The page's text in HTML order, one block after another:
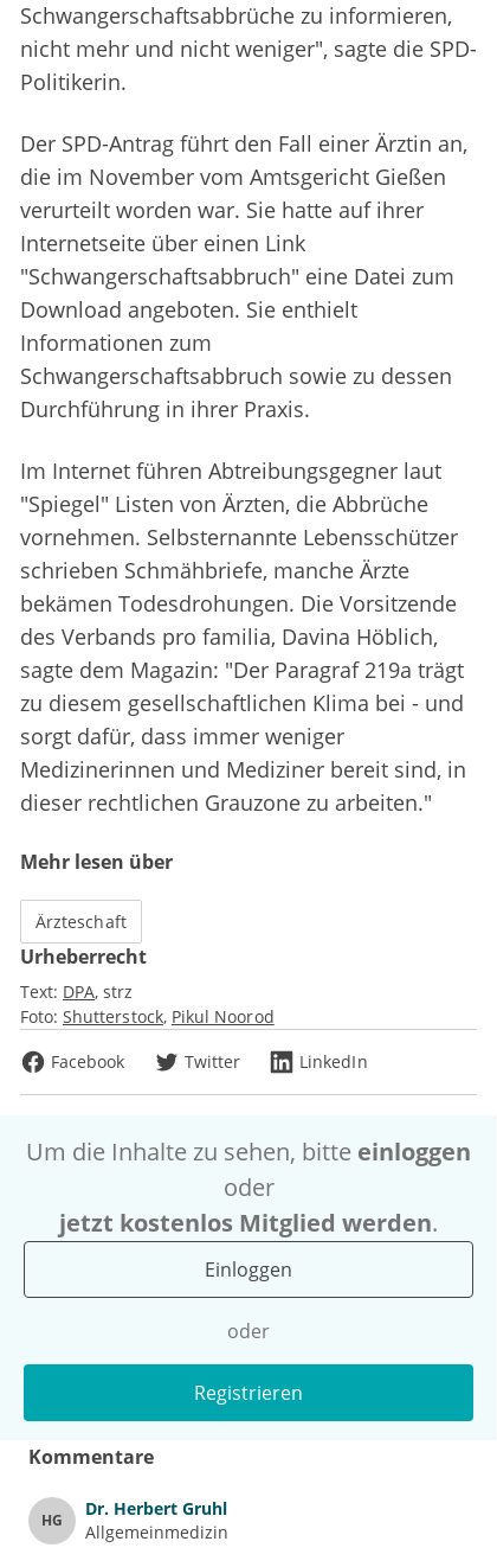
Schwangerschaftsabbrüche zu informieren,
nicht mehr und nicht weniger", sagte die SPD-
Politikerin.
Der SPD-Antrag führt den Fall einer Ärztin an,
die im November vom Amtsgericht Gießen
verurteilt worden war. Sie hatte auf ihrer
Internetseite über einen Link
"Schwangerschaftsabbruch" eine Datei zum
Download angeboten. Sie enthielt
Informationen zum
Schwangerschaftsabbruch sowie zu dessen
Durchführung in ihrer Praxis.
Im Internet führen Abtreibungsgegner laut
"Spiegel" Listen von Ärzten, die Abbrüche
vornehmen. Selbsternannte Lebensschützer
schrieben Schmähbriefe, manche Ärzte
bekämen Todesdrohungen. Die Vorsitzende
des Verbands pro familia, Davina Höblich,
sagte dem Magazin: "Der Paragraf 219a trägt
zu diesem gesellschaftlichen Klima bei - und
sorgt dafür, dass immer weniger
Medizinerinnen und Mediziner bereit sind, in
dieser rechtlichen Grauzone zu arbeiten."
Mehr lesen über
Ärzteschaft
Urheberrecht
Text: DPA strz
Foto: Shutterstock Pikul Noorod
Facebook
Twitter LinkedIn
Um die Inhalte zu sehen, bitte einloggen
oder
jetzt kostenlos Mitglied werden.
Einloggen
oder
Registrieren
Kommentare
HG Dr. Herbert Gruhl
Allgemeinmedizin